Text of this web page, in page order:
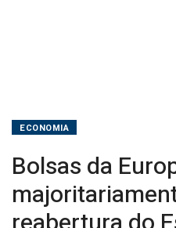
ECONOMIA
Bolsas da